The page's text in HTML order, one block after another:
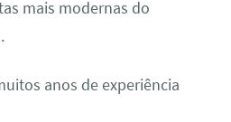
mais modernas do
anos de experiência